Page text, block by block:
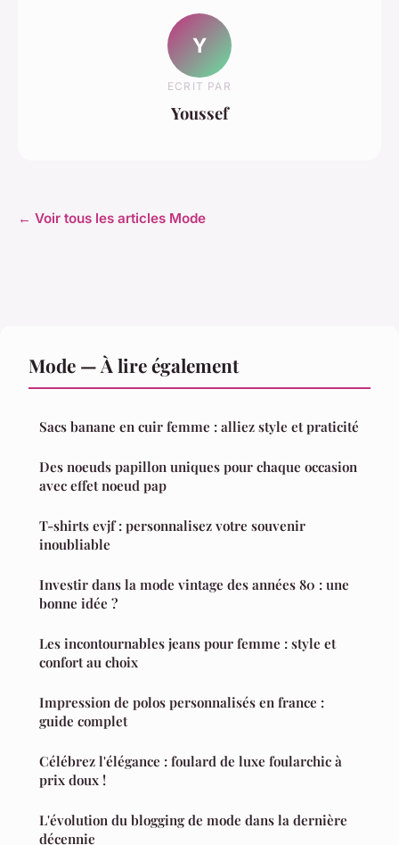
Y
ECRIT PAR
Youssef
← Voir tous les articles Mode
Mode — À lire également
Sacs banane en cuir femme : alliez style et praticité
Des noeuds papillon uniques pour chaque occasion
avec effet noeud pap
T-shirts evjf : personnalisez votre souvenir
inoubliable
Investir dans la mode vintage des années 80 : une
bonne idée ?
Les incontournables jeans pour femme : style et
confort au choix
Impression de polos personnalisés en france :
guide complet
Célébrez l'élégance : foulard de luxe foularchic à
prix doux !
L'évolution du blogging de mode dans la dernière
décennie